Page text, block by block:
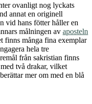
ovanligt nog lyckats
annat en originell
vid hans fötter håller en
målningen av aposteln
finns många fina exemplar
hela tre
från sakristian finns
två drakar, vilket
mer om med en blå